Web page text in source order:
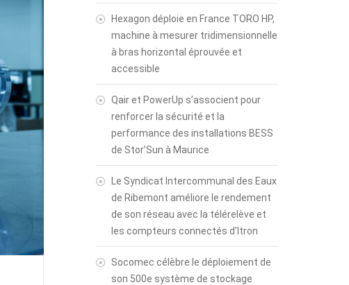
Hexagon déploie en France TORO HP,
machine à mesurer tridimensionnelle
à bras horizontal éprouvée et
accessible
Qair et PowerUp s’associent pour
renforcer la sécurité et la
performance des installations BESS
de Stor’Sun à Maurice
Le Syndicat Intercommunal des Eaux
de Ribemont améliore le rendement
de son réseau avec la télérelève et
les compteurs connectés d’Itron
Socomec célèbre le déploiement de
son 500e système de stockage